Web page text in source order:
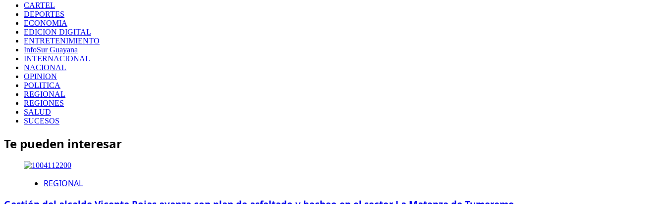
CARTEL
DEPORTES
ECONOMIA
EDICION DIGITAL
ENTRETENIMIENTO
InfoSur Guayana
INTERNACIONAL
NACIONAL
OPINION
POLITICA
REGIONAL
REGIONES
SALUD
SUCESOS
Te pueden interesar
REGIONAL